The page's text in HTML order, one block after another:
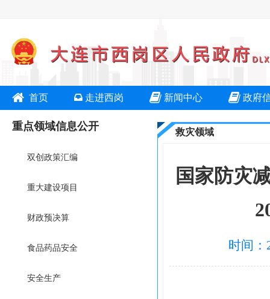
首页 走进西岗 新闻中心 政府
重点领域信息公开
双创政策汇编
重大建设项目
财政预决算
食品药品安全
安全生产
救灾领域
国家防灾
时间：